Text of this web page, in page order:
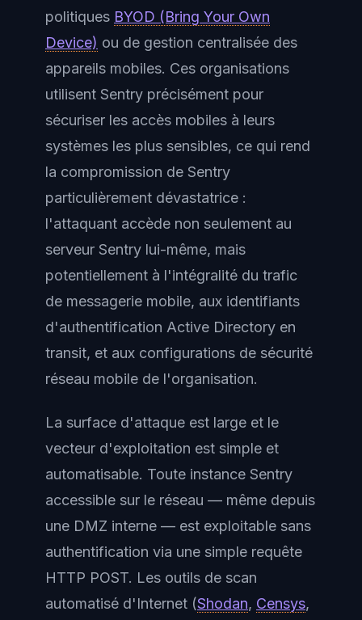
politiques BYOD (Bring Your Own
Device) ou de gestion centralisée des
appareils mobiles. Ces organisations
utilisent Sentry précisément pour
sécuriser les accès mobiles à leurs
systèmes les plus sensibles, ce qui rend
la compromission de Sentry
particulièrement dévastatrice :
l'attaquant accède non seulement au
serveur Sentry lui-même, mais
potentiellement à l'intégralité du trafic
de messagerie mobile, aux identifiants
d'authentification Active Directory en
transit, et aux configurations de sécurité
réseau mobile de l'organisation.
La surface d'attaque est large et le
vecteur d'exploitation est simple et
automatisable. Toute instance Sentry
accessible sur le réseau — même depuis
une DMZ interne — est exploitable sans
authentification via une simple requête
HTTP POST. Les outils de scan
automatisé d'Internet (Shodan, Censys,